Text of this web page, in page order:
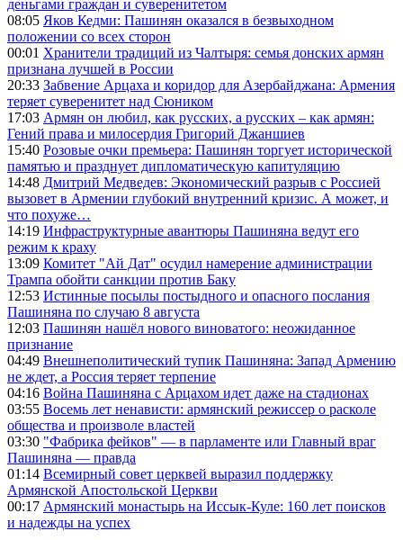
деньгами граждан и суверенитетом
08:05 Яков Кедми: Пашинян оказался в безвыходном
положении со всех сторон
00:01 Хранители традиций из Чалтыря: семья донских армян
признана лучшей в России
20:33 Забвение Арцаха и коридор для Азербайджана: Армения
теряет суверенитет над Сюником
17:03 Армян он любил, как русских, а русских – как армян:
Гений права и милосердия Григорий Джаншиев
15:40 Розовые очки премьера: Пашинян торгует исторической
памятью и празднует дипломатическую капитуляцию
14:48 Дмитрий Медведев: Экономический разрыв с Россией
вызовет в Армении глубокий внутренний кризис. А может, и
что похуже…
14:19 Инфраструктурные авантюры Пашиняна ведут его
режим к краху
13:09 Комитет "Ай Дат" осудил намерение администрации
Трампа обойти санкции против Баку
12:53 Истинные посылы постыдного и опасного послания
Пашиняна по случаю 8 августа
12:03 Пашинян нашёл нового виноватого: неожиданное
признание
04:49 Внешнеполитический тупик Пашиняна: Запад Армению
не ждет, а Россия теряет терпение
04:16 Война Пашиняна с Арцахом идет даже на стадионах
03:55 Восемь лет ненависти: армянский режиссер о расколе
общества и произволе властей
03:30 "Фабрика фейков" — в парламенте или Главный враг
Пашиняна — правда
01:14 Всемирный совет церквей выразил поддержку
Армянской Апостольской Церкви
00:17 Армянский монастырь на Иссык-Куле: 160 лет поисков
и надежды на успех